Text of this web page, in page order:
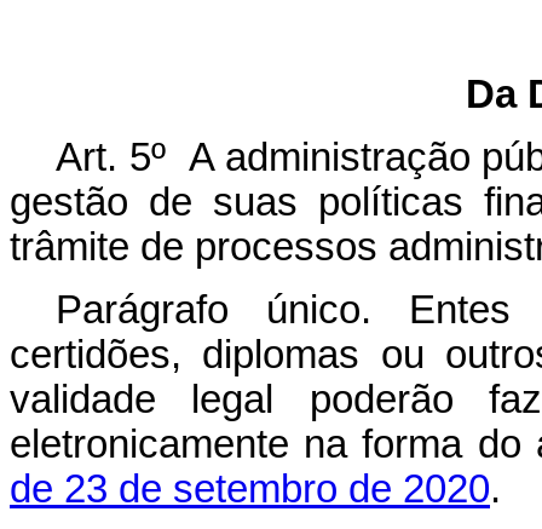
Da
Art. 5º A administração
gestão de suas políticas
trâmite de processos
Parágrafo único.
certidões, diplomas ou
validade legal poderão
eletronicamente na forma
de 23 de setembro de 2020.